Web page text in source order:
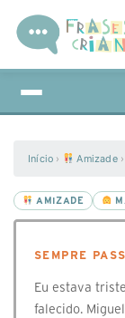
Início › Amizade ›
AMIZADE
SEMPRE
Eu estava
falecido.